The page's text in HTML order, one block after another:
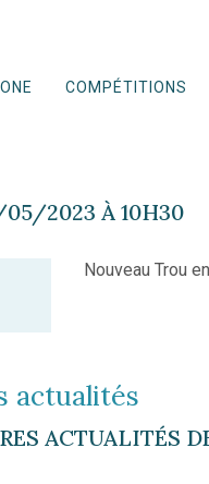
COMPÉTITIONS
05/2023 À 10H30
Nouveau Trou
actualités
ACTUALITÉS